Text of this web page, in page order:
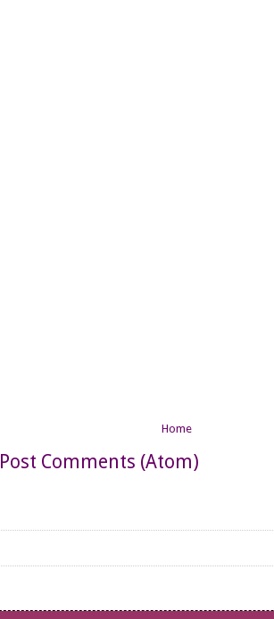
Home
Post Comments (Atom)